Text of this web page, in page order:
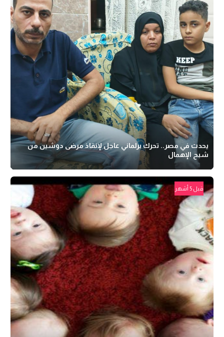
يحدث في مصر.. تحرك برلماني عاجل لإنقاذ مرضى دوشين من
شبح الإهمال
قبل 5 أشهر